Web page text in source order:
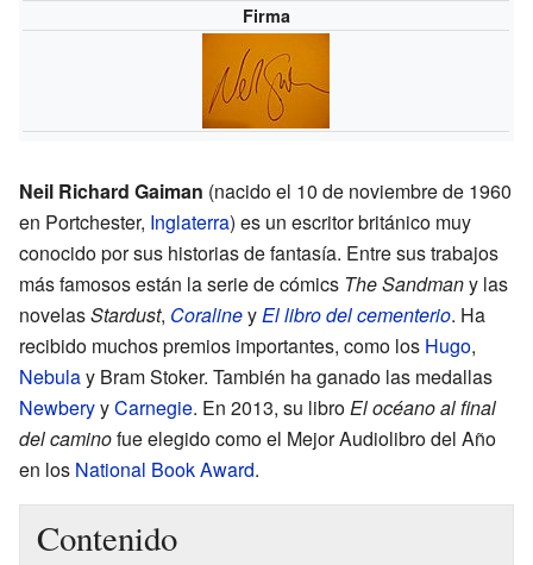
Firma
Neil Richard Gaiman (nacido el 10 de noviembre de 1960
en Portchester, Inglaterra) es un escritor británico muy
conocido por sus historias de fantasía. Entre sus trabajos
más famosos están la serie de cómics The Sandmany las
novelasStardust, CoralineyEl libro del cementerio. Ha
recibido muchos premios importantes, como los Hugo,
Nebulay Bram Stoker. También ha ganado las medallas
NewberyyCarnegie. En 2013, su libroEl océano al final
del caminofue elegido como el Mejor Audiolibro del Año
en los National Book Award.
Contenido